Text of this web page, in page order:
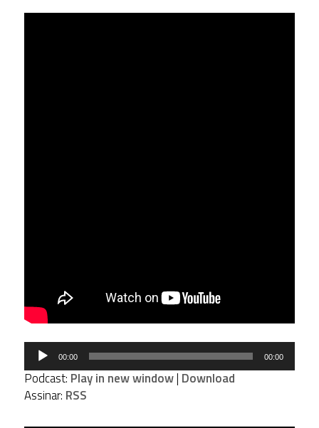
Tocador
áudio
00:00 00:00
Podcast: Play in new window| Download
Assinar: RSS